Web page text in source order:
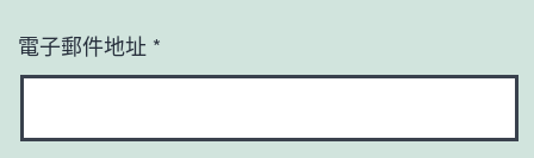
電子郵件地址 *